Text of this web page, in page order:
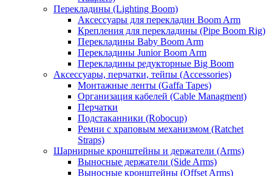
Перекладины (Lighting Boom)
Аксессуары для перекладин Boom Arm
Крепления для перекладины (Pipe Boom Rig)
Перекладины Baby Boom Arm
Перекладины Junior Boom Arm
Перекладины редукторные Big Boom
Аксессуары, перчатки, тейпы (Accessories)
Монтажные ленты (Gaffa Tapes)
Организация кабелей (Cable Managment)
Перчатки
Подстаканники (Robocup)
Ремни с храповым механизмом (Ratchet
Straps)
Шарнирные кронштейны и держатели (Arms)
Выносные держатели (Side Arms)
Выносные кронштейны (Offset Arms)